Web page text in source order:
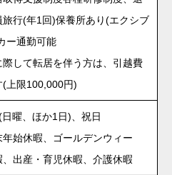
行(年1回)保養所あり(エクシブ
ー通勤可能
際して転居を伴う方は、引越費
(上限100,000円)
日曜、ほか1日)、祝日
年始休暇、ゴールデンウィー
出産・育児休暇、介護休暇